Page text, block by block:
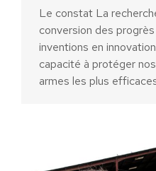
Le constat La
conversion des
inventions en
capacité à protéger
armes les plus